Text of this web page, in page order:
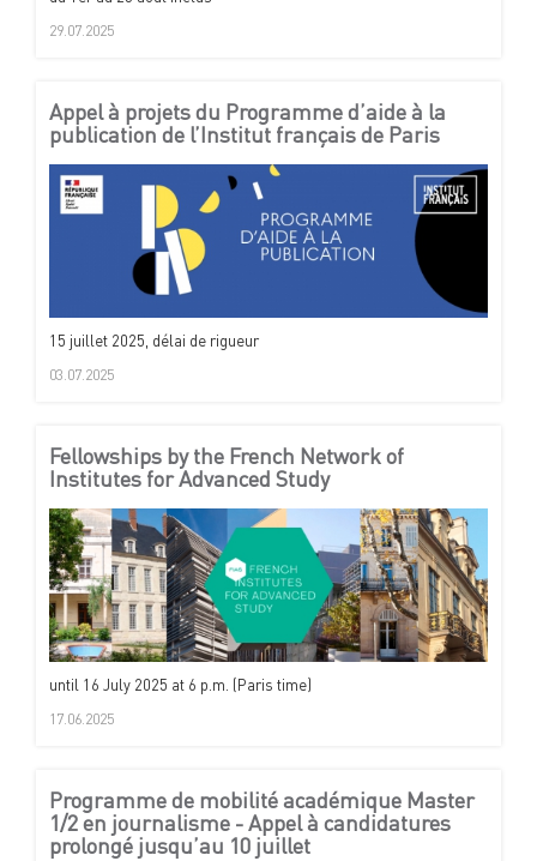
29.07.2025
Appel à projets du Programme d’aide à la
publication de l’Institut français de Paris
15 juillet 2025, délai de rigueur
03.07.2025
Fellowships by the French Network of
Institutes for Advanced Study
until 16 July 2025 at 6 p.m. (Paris time)
17.06.2025
Programme de mobilité académique Master
1/2 en journalisme - Appel à candidatures
prolongé jusqu’au 10 juillet